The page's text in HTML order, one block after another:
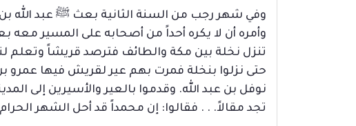
وفي شهر رجب من السنة الثانية بعث ﷺ عبد الله بن
وأمره أن لا يكره أحداً من أصحابه على المسير معه
تنزل نخلة بين مكة والطائف فترصد قريشاً وتعلم
حتى نزلوا بنخلة فمرت بهم عير لقريش فيها عمرو
نوفل بن عبد الله. وقدموا بالعير والأسيرين إلى
تجد مقالاً. . . فقالوا: إن محمداً قد أحل الشهر